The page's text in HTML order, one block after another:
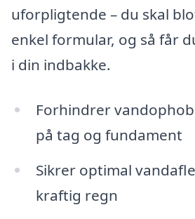
uforpligtende – du skal
enkel formular, og så får
i din indbakke.
Forhindrer
på tag og fundament
Sikrer optimal
kraftig regn